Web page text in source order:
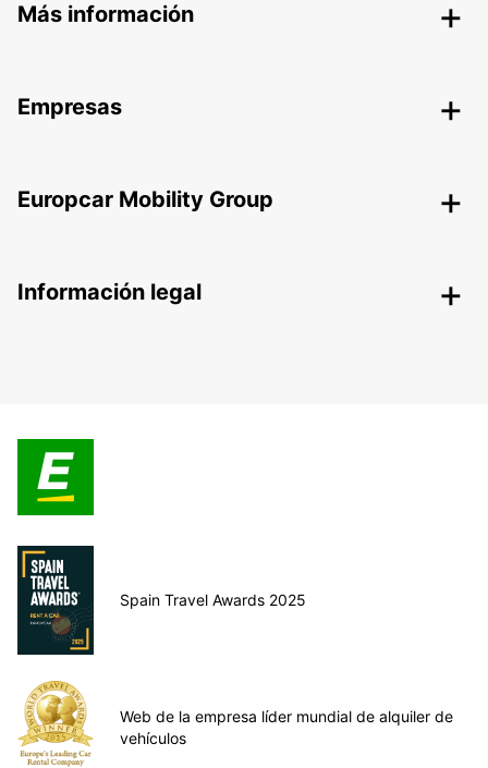
Más información
Empresas
Europcar Mobility Group
Información legal
Spain Travel Awards 2025
Web de la empresa líder mundial de alquiler de
vehículos